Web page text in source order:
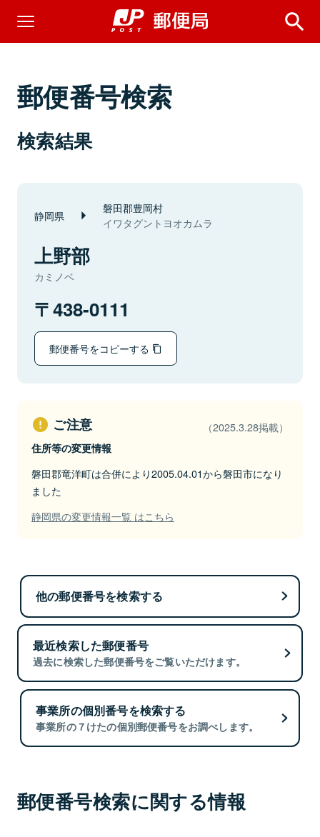
郵便番号検索
検索結果
静岡県 磐田郡豊岡村
イワタグントヨオカムラ
上野部
カミノベ
438-0111
郵便番号をコピーする
ご注意 （2025.3.28掲載）
住所等の変更情報
磐田郡竜洋町は合併により2005.04.01から磐田市になり
ました
静岡県の変更情報一覧 はこちら
他の郵便番号を検索する
最近検索した郵便番号
過去に検索した郵便番号をご覧いただけます。
事業所の個別番号を検索する
事業所の７けたの個別郵便番号をお調べします。
郵便番号検索に関する情報